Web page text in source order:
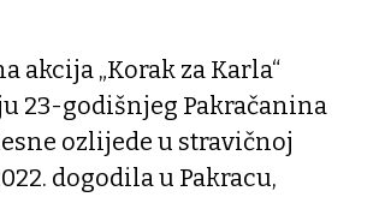
akcija „Korak za Karla“
23-godišnjeg Pakračanina
ozlijede u stravičnoj
dogodila u Pakracu,